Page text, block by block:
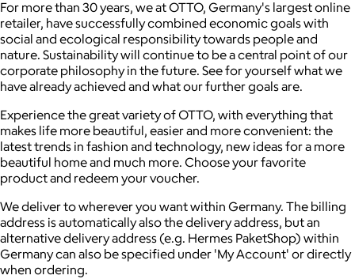
For more than 30 years, we at OTTO, Germany's largest online
retailer, have successfully combined economic goals with
social and ecological responsibility towards people and
nature. Sustainability will continue to be a central point of our
corporate philosophy in the future. See for yourself what we
have already achieved and what our further goals are.
Experience the great variety of OTTO, with everything that
makes life more beautiful, easier and more convenient: the
latest trends in fashion and technology, new ideas for a more
beautiful home and much more. Choose your favorite
product and redeem your voucher.
We deliver to wherever you want within Germany. The billing
address is automatically also the delivery address, but an
alternative delivery address (e.g. Hermes PaketShop) within
Germany can also be specified under 'My Account' or directly
when ordering.